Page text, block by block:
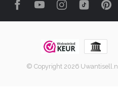
© Copyright 2026 Uwantisell.nl